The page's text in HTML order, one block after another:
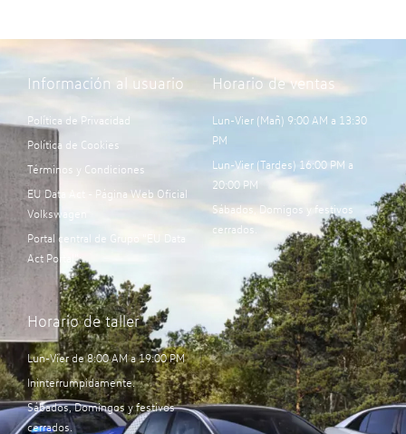
Información al usuario
Política de Privacidad
Política de Cookies
Términos y Condiciones
EU Data Act - Página Web Oficial
Volkswagen
Portal central de Grupo “EU Data
Act Portal”:
Horario de ventas
Lun-Vier (Mañ) 9:00 AM a 13:30
PM
Lun-Vier (Tardes) 16:00 PM a
20:00 PM
Sábados, Domigos y festivos
cerrados.
Horario de taller
Lun-Vier de 8:00 AM a 19:00 PM
Ininterrumpidamente.
Sábados, Domingos y festivos
cerrados.